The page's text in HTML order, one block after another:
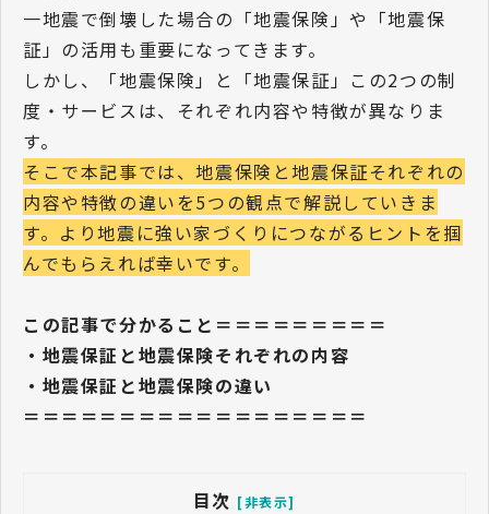
一地震で倒壊した場合の「地震保険」や「地震保
証」の活用も重要になってきます。
しかし、「地震保険」と「地震保証」この2つの制
度・サービスは、それぞれ内容や特徴が異なりま
す。
そこで本記事では、地震保険と地震保証それぞれの
内容や特徴の違いを5つの観点で解説していきま
す。より地震に強い家づくりにつながるヒントを掴
んでもらえれば幸いです。
この記事で分かること＝＝＝＝＝＝＝＝＝
・地震保証と地震保険それぞれの内容
・地震保証と地震保険の違い
＝＝＝＝＝＝＝＝＝＝＝＝＝＝＝＝＝＝
目次 [非表示]